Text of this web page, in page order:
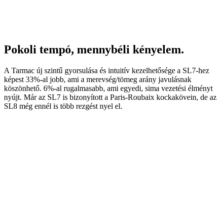
Pokoli tempó, mennybéli kényelem.
A Tarmac új szintű gyorsulása és intuitív kezelhetősége a SL7-hez
képest 33%-al jobb, ami a merevség/tömeg arány javulásnak
köszönhető. 6%-al rugalmasabb, ami egyedi, sima vezetési élményt
nyújt. Már az SL7 is bizonyított a Paris-Roubaix kockakövein, de az
SL8 még ennél is több rezgést nyel el.